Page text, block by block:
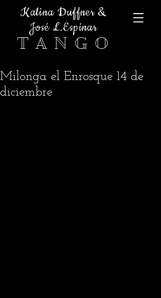
Kalina Duffner &
José L.Espinar
T A N G O
Milonga el Enrosque 14 de
diciembre